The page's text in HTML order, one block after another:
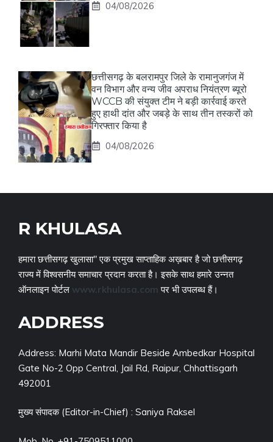
04/08/2026
छत्तीसगढ़ के बलरामपुर जिले के रामानुजगंज में
वन विभाग और वन्य जीव अपराध नियंत्रण ब्यूरो
WCCB की संयुक्त टीम ने बड़ी कार्रवाई करते
हुए हाथी दांत और जबड़े के साथ तीन तस्करों को
गिरफ्तार किया है
04/08/2026
R KHULASA
हमारा छत्तीसगढ़ खुलासा" एक प्रमुख साप्ताहिक अख़बार है जो छत्तीसगढ़
राज्य में विश्वसनीय समाचार प्रदान करता है। इसके साथ हमारे उन्नत
ऑनलाइन पोर्टल www.rkhulasa.com पर भी उपलब्ध हैं।
ADDRESS
Address: Marhi Mata Mandir Beside Ambedkar Hospital
Gate No-2 Opp Central, Jail Rd, Raipur, Chhattisgarh
492001
मुख्य संपादक (Editor-in-Chief) : Saniya Raksel